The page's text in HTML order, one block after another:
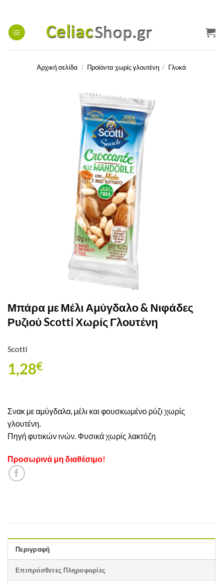
περιεχόμενο
Αρχική σελίδα / Προϊόντα χωρίς γλουτένη / Γλυκά
Μπάρα με Μέλι Αμύγδαλο & Νιφάδες
Ρυζιού Scotti Χωρίς Γλουτένη
Scotti
1,28€
Σνακ με αμύγδαλα, μέλι και φουσκωμένο ρύζι χωρίς
γλουτένη.
Πηγή φυτικών ινών. Φυσικά χωρίς λακτόζη
Προσωρινά μη διαθέσιμο!
Περιγραφή
Επιπρόσθετες Πληροφορίες